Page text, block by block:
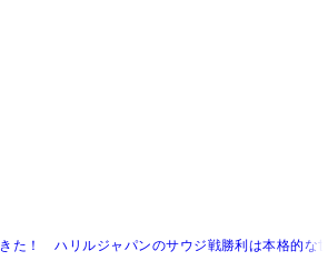
た！ ハリルジャパンのサウジ戦勝利は本格的な